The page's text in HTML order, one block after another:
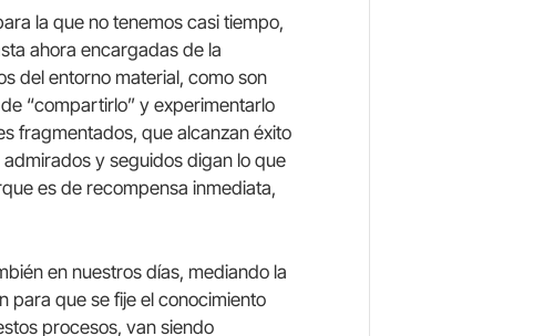
la que no tenemos casi tiempo,
ahora encargadas de la
del entorno material, como son
“compartirlo” y experimentarlo
fragmentados, que alcanzan éxito
y seguidos digan lo que
es de recompensa inmediata,
en nuestros días, mediando la
para que se fije el conocimiento
procesos, van siendo